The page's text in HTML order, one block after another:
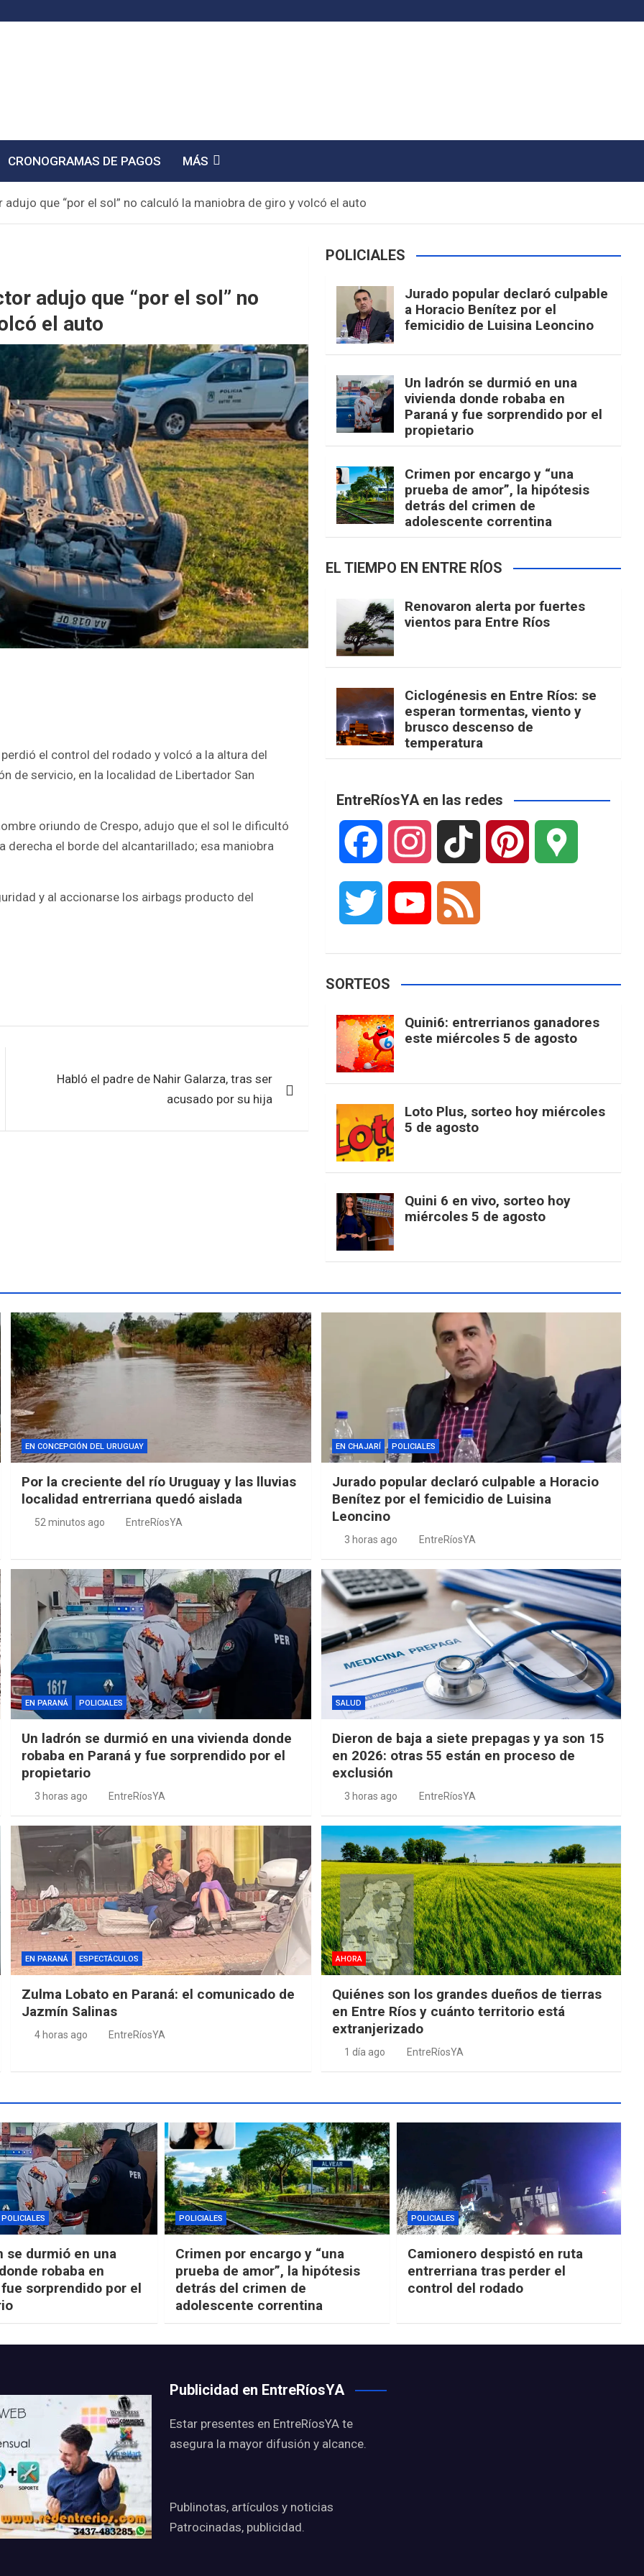
CRONOGRAMAS DE PAGOS MÁS
que “por el sol” no calculó la maniobra de giro y volcó el auto
adujo que “por el sol” no
el auto
el control del rodado y volcó a la altura del
de servicio, en la localidad de Libertador San
oriundo de Crespo, adujo que el sol le dificultó
derecha el borde del alcantarillado; esa maniobra
y al accionarse los airbags producto del
Habló el padre de Nahir Galarza, tras ser
acusado por su hija
POLICIALES
Jurado popular declaró culpable
a Horacio Benítez por el
femicidio de Luisina Leoncino
Un ladrón se durmió en una
vivienda donde robaba en
Paraná y fue sorprendido por el
propietario
Crimen por encargo y “una
prueba de amor”, la hipótesis
detrás del crimen de
adolescente correntina
EL TIEMPO EN ENTRE RÍOS
Renovaron alerta por fuertes
vientos para Entre Ríos
Ciclogénesis en Entre Ríos: se
esperan tormentas, viento y
brusco descenso de
temperatura
EntreRíosYA en las redes
a
b
o
k
n
a
i
t
t
e
r
u
b
e
d
SORTEOS
Quini6: entrerrianos ganadores
este miércoles 5 de agosto
Loto Plus, sorteo hoy miércoles
5 de agosto
Quini 6 en vivo, sorteo hoy
miércoles 5 de agosto
EN CONCEPCIÓN DEL URUGUAY
Por la creciente del río Uruguay y las lluvias
localidad entrerriana quedó aislada
52 minutos ago EntreRíosYA
EN CHAJARÍ POLICIALES
Jurado popular declaró culpable a Horacio
Benítez por el femicidio de Luisina
Leoncino
3 horas ago EntreRíosYA
EN PARANÁ POLICIALES
Un ladrón se durmió en una vivienda donde
robaba en Paraná y fue sorprendido por el
propietario
3 horas ago EntreRíosYA
SALUD
Dieron de baja a siete prepagas y ya son 15
en 2026: otras 55 están en proceso de
exclusión
3 horas ago EntreRíosYA
EN PARANÁ ESPECTÁCULOS
Zulma Lobato en Paraná: el comunicado de
Jazmín Salinas
4 horas ago EntreRíosYA
AHORA
Quiénes son los grandes dueños de tierras
en Entre Ríos y cuánto territorio está
extranjerizado
1 día ago EntreRíosYA
POLICIALES
se durmió en una
robaba en
fue sorprendido por el
POLICIALES
Crimen por encargo y “una
prueba de amor”, la hipótesis
detrás del crimen de
adolescente correntina
POLICIALES
Camionero despistó en ruta
entrerriana tras perder el
control del rodado
Publicidad en EntreRíosYA
Estar presentes en EntreRíosYA te
asegura la mayor difusión y alcance.
Publinotas, artículos y noticias
Patrocinadas, publicidad.